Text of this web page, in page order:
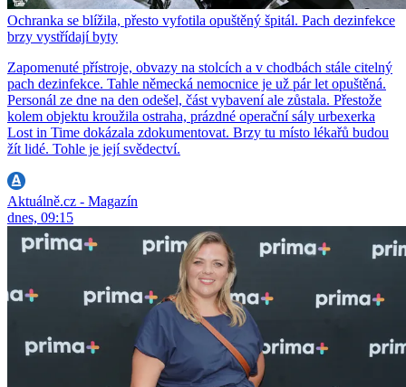
Ochranka se blížila, přesto vyfotila opuštěný špitál. Pach dezinfekce
brzy vystřídají byty
Zapomenuté přístroje, obvazy na stolcích a v chodbách stále citelný
pach dezinfekce. Tahle německá nemocnice je už pár let opuštěná.
Personál ze dne na den odešel, část vybavení ale zůstala. Přestože
kolem objektu kroužila ostraha, prázdné operační sály urbexerka
Lost in Time dokázala zdokumentovat. Brzy tu místo lékařů budou
žít lidé. Tohle je její svědectví.
Aktuálně.cz - Magazín
dnes, 09:15